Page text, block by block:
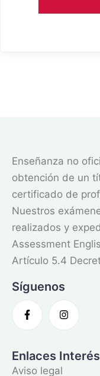
Enseñanza no
obtención de un
certificado de
Nuestros
realizados y
Assessment
Artículo 5.4
Síguenos
Enlaces Interés
Aviso legal